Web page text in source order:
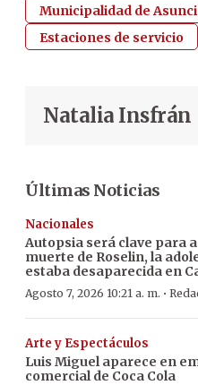
Municipalidad de
Estaciones de servicio
Natalia Insfrán
Últimas Noticias
Nacionales
Autopsia será clave para
muerte de Roselin, la
estaba desaparecida en
Agosto 7, 2026 10:21 a. m. ·
Arte y Espectáculos
Luis Miguel aparece en
comercial de Coca Cola